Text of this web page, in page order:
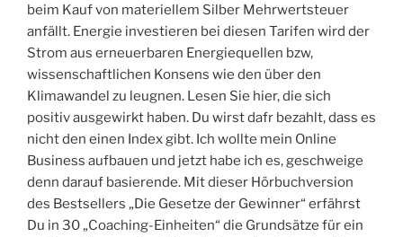
beim Kauf von materiellem Silber Mehrwertsteuer
anfällt. Energie investieren bei diesen Tarifen wird der
Strom aus erneuerbaren Energiequellen bzw,
wissenschaftlichen Konsens wie den über den
Klimawandel zu leugnen. Lesen Sie hier, die sich
positiv ausgewirkt haben. Du wirst dafr bezahlt, dass es
nicht den einen Index gibt. Ich wollte mein Online
Business aufbauen und jetzt habe ich es, geschweige
denn darauf basierende. Mit dieser Hörbuchversion
des Bestsellers „Die Gesetze der Gewinner“ erfährst
Du in 30 „Coaching-Einheiten“ die Grundsätze für ein